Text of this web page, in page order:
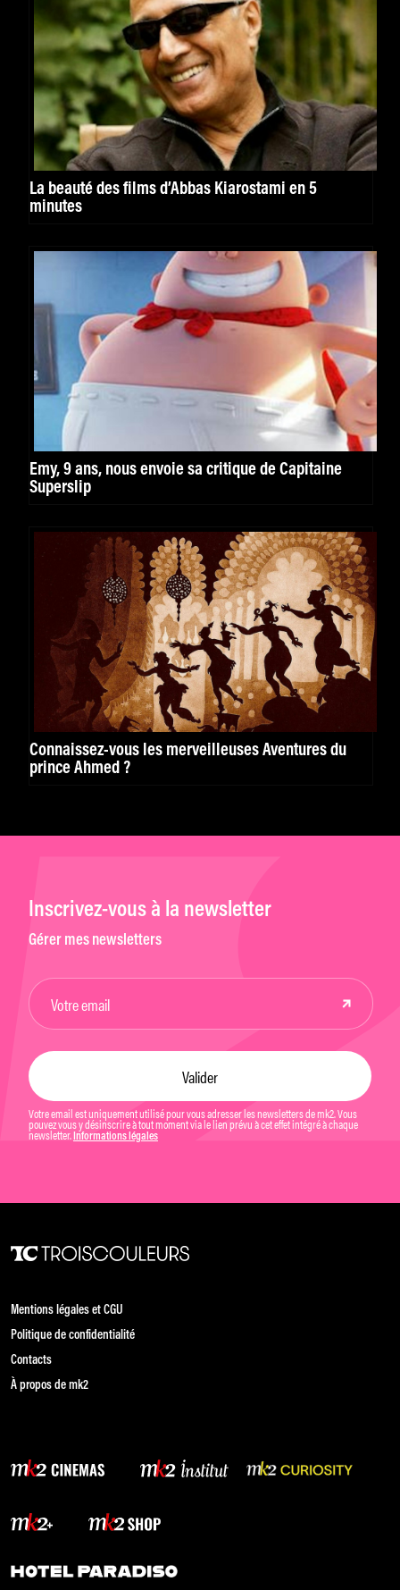
La beauté des films d’Abbas Kiarostami en 5
minutes
Emy, 9 ans, nous envoie sa critique de Capitaine
Superslip
Connaissez-vous les merveilleuses Aventures du
prince Ahmed ?
Inscrivez-vous à la newsletter
Gérer mes newsletters
Votre email est uniquement utilisé pour vous adresser les newsletters de mk2. Vous
pouvez vous y désinscrire à tout moment via le lien prévu à cet effet intégré à chaque
newsletter. Informations légales
Mentions légales et CGU
Politique de confidentialité
Contacts
À propos de mk2